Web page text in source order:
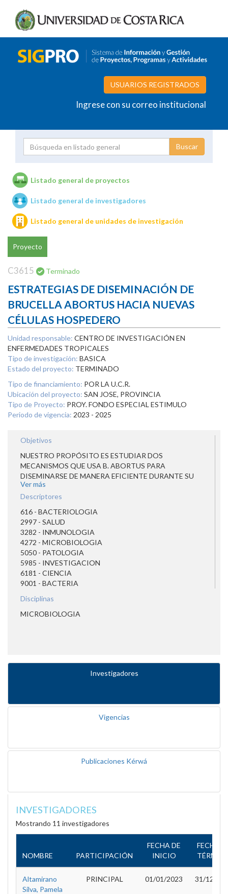
USUARIOS REGISTRADOS
Ingrese con su correo institucional
Unidades de investigación
Listado general de proyectos
Listado general de investigadores
Listado general de unidades de investigación
Proyecto
C3615 Terminado
ESTRATEGIAS DE DISEMINACIÓN DE
BRUCELLA ABORTUS HACIA NUEVAS
CÉLULAS HOSPEDERO
Unidad responsable: CENTRO DE INVESTIGACIÓN EN
ENFERMEDADES TROPICALES
Tipo de investigación: BASICA
Estado del proyecto: TERMINADO
Tipo de financiamiento: POR LA U.C.R.
Ubicación del proyecto: SAN JOSE, PROVINCIA
Tipo de Proyecto: PROY. FONDO ESPECIAL ESTIMULO
Periodo de vigencia: 2023 - 2025
Objetivos
NUESTRO PROPÓSITO ES ESTUDIAR DOS
MECANISMOS QUE USA B. ABORTUS PARA
DISEMINARSE DE MANERA EFICIENTE DURANTE SU
SALIDA DE SU CÉLULA HOSPEDERO ASÍ COMO
DENTRO DE NEUTRÓFILOS
Ver más
Descriptores
616 - BACTERIOLOGIA
2997 - SALUD
3282 - INMUNOLOGIA
4272 - MICROBIOLOGIA
5050 - PATOLOGIA
5985 - INVESTIGACION
6181 - CIENCIA
9001 - BACTERIA
Disciplinas
MICROBIOLOGIA
Investigadores
Vigencias
Publicaciones Kérwá
INVESTIGADORES
Mostrando 11 investigadores
NOMBRE PARTICIPACIÓN
FECHA DE
INICIO
FECHA
Altamirano
Silva, Pamela
PRINCIPAL 01/01/2023 31/12/